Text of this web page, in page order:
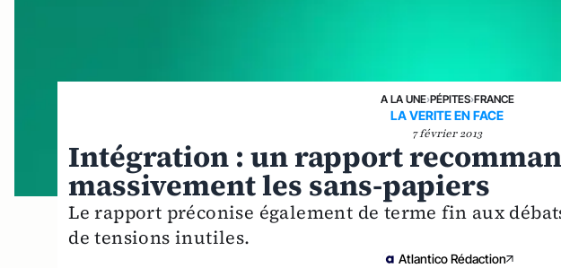
A LA UNE›PÉPITES›FRANCE
LA VERITE EN FACE
7 février 2013
Intégration : un rapport
massivement les sans-papiers
Le rapport préconise également de terme fin aux
de tensions inutiles.
Atlantico Rédaction